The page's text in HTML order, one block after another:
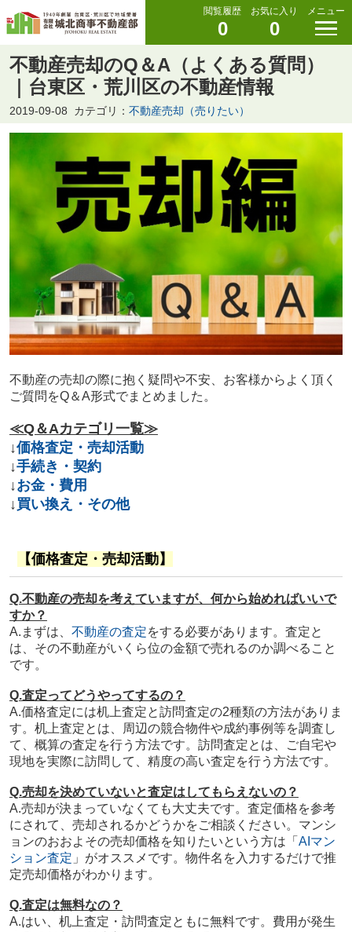
閲覧履歴
0
お気に入り
0
メニュー
不動産売却のQ＆A（よくある質問）
｜台東区・荒川区の不動産情報
2019-09-08 カテゴリ： 不動産売却（売りたい）
不動産の売却の際に抱く疑問や不安、お客様からよく頂く
ご質問をQ＆A形式でまとめました。
≪Q＆Aカテゴリ一覧≫
↓価格査定・売却活動
↓手続き・契約
↓お金・費用
↓買い換え・その他
【価格査定・売却活動】
Q.不動産の売却を考えていますが、何から始めればいいで
すか？
A.まずは、 不動産の査定をする必要があります。査定と
は、その不動産がいくら位の金額で売れるのか調べること
です。
Q.査定ってどうやってするの？
A.価格査定には机上査定と訪問査定の2種類の方法がありま
す。机上査定とは、
周辺の競合物件や成約事例等を調査し
て、概算の査定を行う方法です。訪問査定とは、ご自宅や
現地を実際に訪問して、精度の高い査定を行う方法です。
Q.売却を決めていないと査定はしてもらえないの？
A.売却が決まっていなくても大丈夫です。査定価格を参考
にされて、売却されるかどうかをご相談ください。マンシ
ョンのおおよその売却価格を知りたいという方は「 AIマン
ション査定 」がオススメです。物件名を入力するだけで推
定売却価格がわかります。
Q.査定は無料なの？
A.はい、机上査定・訪問査定ともに無料です。費用が発生